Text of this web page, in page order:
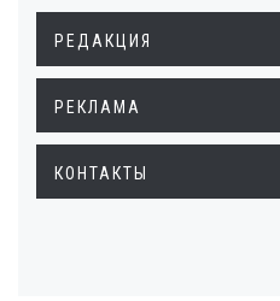
РЕДАКЦИЯ
РЕКЛАМА
КОНТАКТЫ